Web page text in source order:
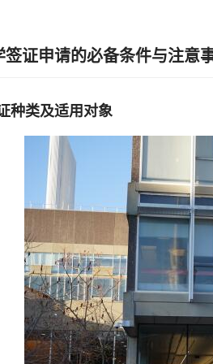
签证申请的必备条件与注意
种类及适用对象